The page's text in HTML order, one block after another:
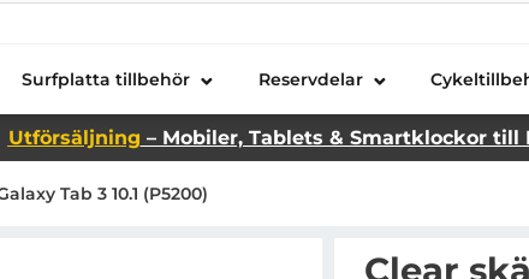
Surfplatta tillbehör Reservdelar
Utförsäljning – Mobiler, Tablets & Smartklockor till
Tab 3 10.1 (P5200)
Clear